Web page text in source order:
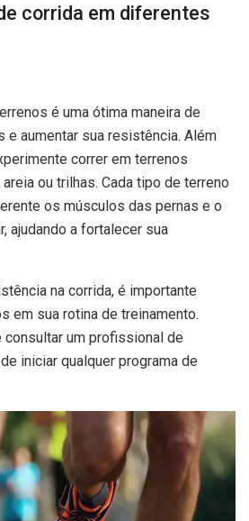
corrida em diferentes
é uma ótima maneira de
aumentar sua resistência. Além
correr em terrenos
ou trilhas. Cada tipo de terreno
os músculos das pernas e o
ajudando a fortalecer sua
na corrida, é importante
em sua rotina de treinamento.
um profissional de
iniciar qualquer programa de